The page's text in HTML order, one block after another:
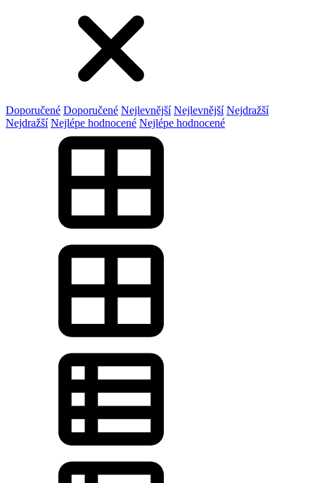
Doporučené Doporučené Nejlevnější Nejlevnější Nejdražší
Nejdražší Nejlépe hodnocené Nejlépe hodnocené